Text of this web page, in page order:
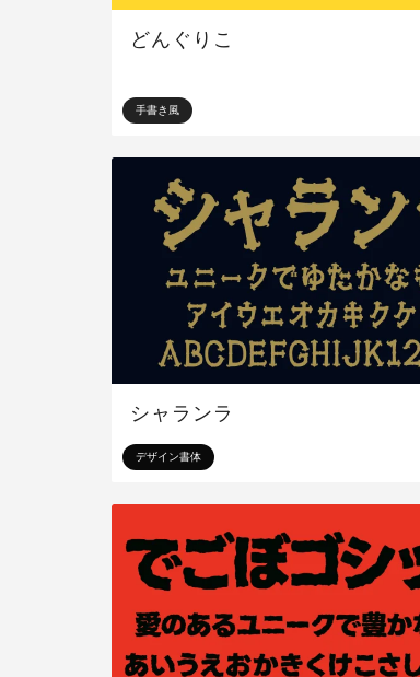
手書き風
どんぐりこ
デザイン書体
シャランラ